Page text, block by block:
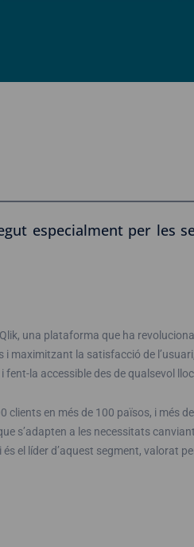
especialment per les
una plataforma que ha
i maximitzant la satisfacció de
la accessible des de qualsevol
clients en més de 100 països, i més
s’adapten a les necessitats
el líder d’aquest segment, valorat